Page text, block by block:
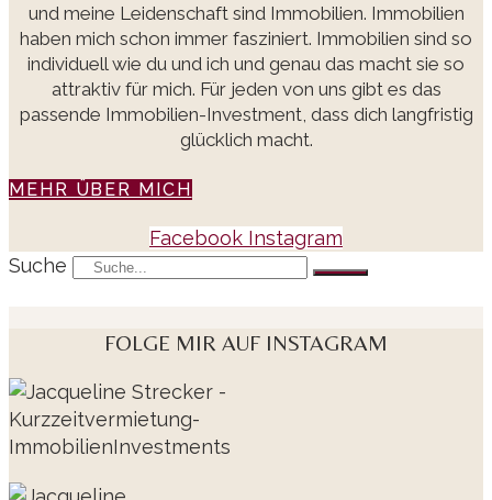
und meine Leidenschaft sind Immobilien. Immobilien
haben mich schon immer fasziniert. Immobilien sind so
individuell wie du und ich und genau das macht sie so
attraktiv für mich. Für jeden von uns gibt es das
passende Immobilien-Investment, dass dich langfristig
glücklich macht.
MEHR ÜBER MICH
Facebook Instagram
Suche
FOLGE MIR AUF INSTAGRAM